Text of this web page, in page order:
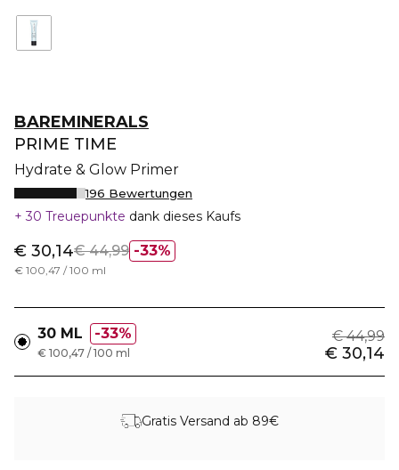
BAREMINERALS
PRIME TIME
Hydrate & Glow Primer
196 Bewertungen
30 Treuepunkte dank dieses Kaufs
33%
€ 30,14€ 44,99
€ 100,47 / 100 ml
30 ML 33% € 44,99
€ 30,14
€ 100,47 / 100 ml
Gratis Versand ab 89€